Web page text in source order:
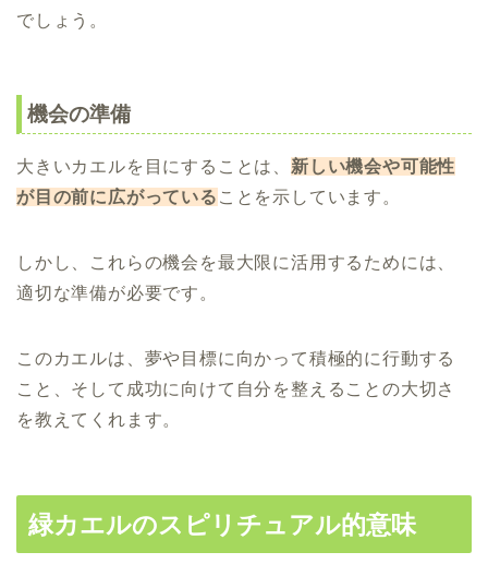
でしょう。
機会の準備
大きいカエルを目にすることは、 新しい機会や可能性
が目の前に広がっている ことを示しています。
しかし、これらの機会を最大限に活用するためには、
適切な準備が必要です。
このカエルは、夢や目標に向かって積極的に行動する
こと、そして成功に向けて自分を整えることの大切さ
を教えてくれます。
緑カエルのスピリチュアル的意味